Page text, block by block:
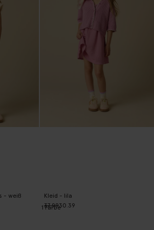
- weiß
Kleid - lila
37.9930.39
1Farbe